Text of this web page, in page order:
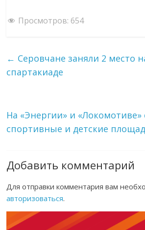
Просмотров: 654
← Серовчане заняли 2 место
спартакиаде
На «Энергии» и
спортивные и детские
Добавить комментарий
Для отправки комментария вам
авторизоваться.